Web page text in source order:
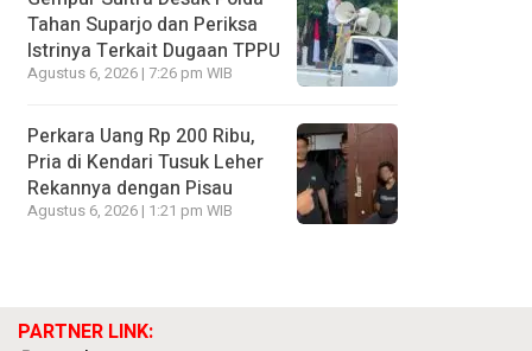
Tahan Suparjo dan Periksa
Istrinya Terkait Dugaan TPPU
Agustus 6, 2026 | 7:26 pm WIB
Perkara Uang Rp 200 Ribu,
Pria di Kendari Tusuk Leher
Rekannya dengan Pisau
Agustus 6, 2026 | 1:21 pm WIB
PARTNER LINK: